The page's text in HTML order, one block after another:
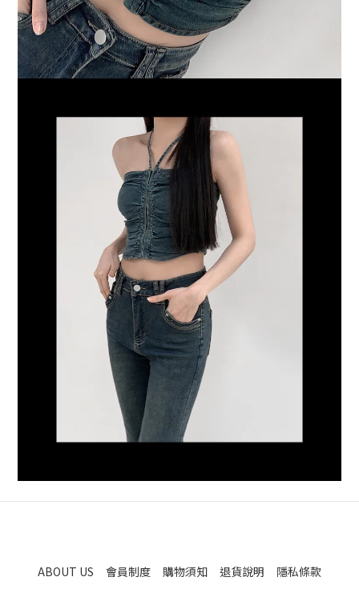
ABOUT US 會員制度 購物須知 退貨說明 隱私條款